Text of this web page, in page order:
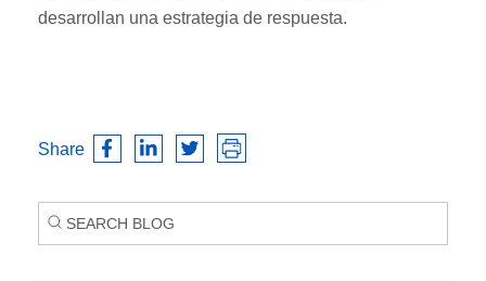
desarrollan una estrategia de respuesta.
Share